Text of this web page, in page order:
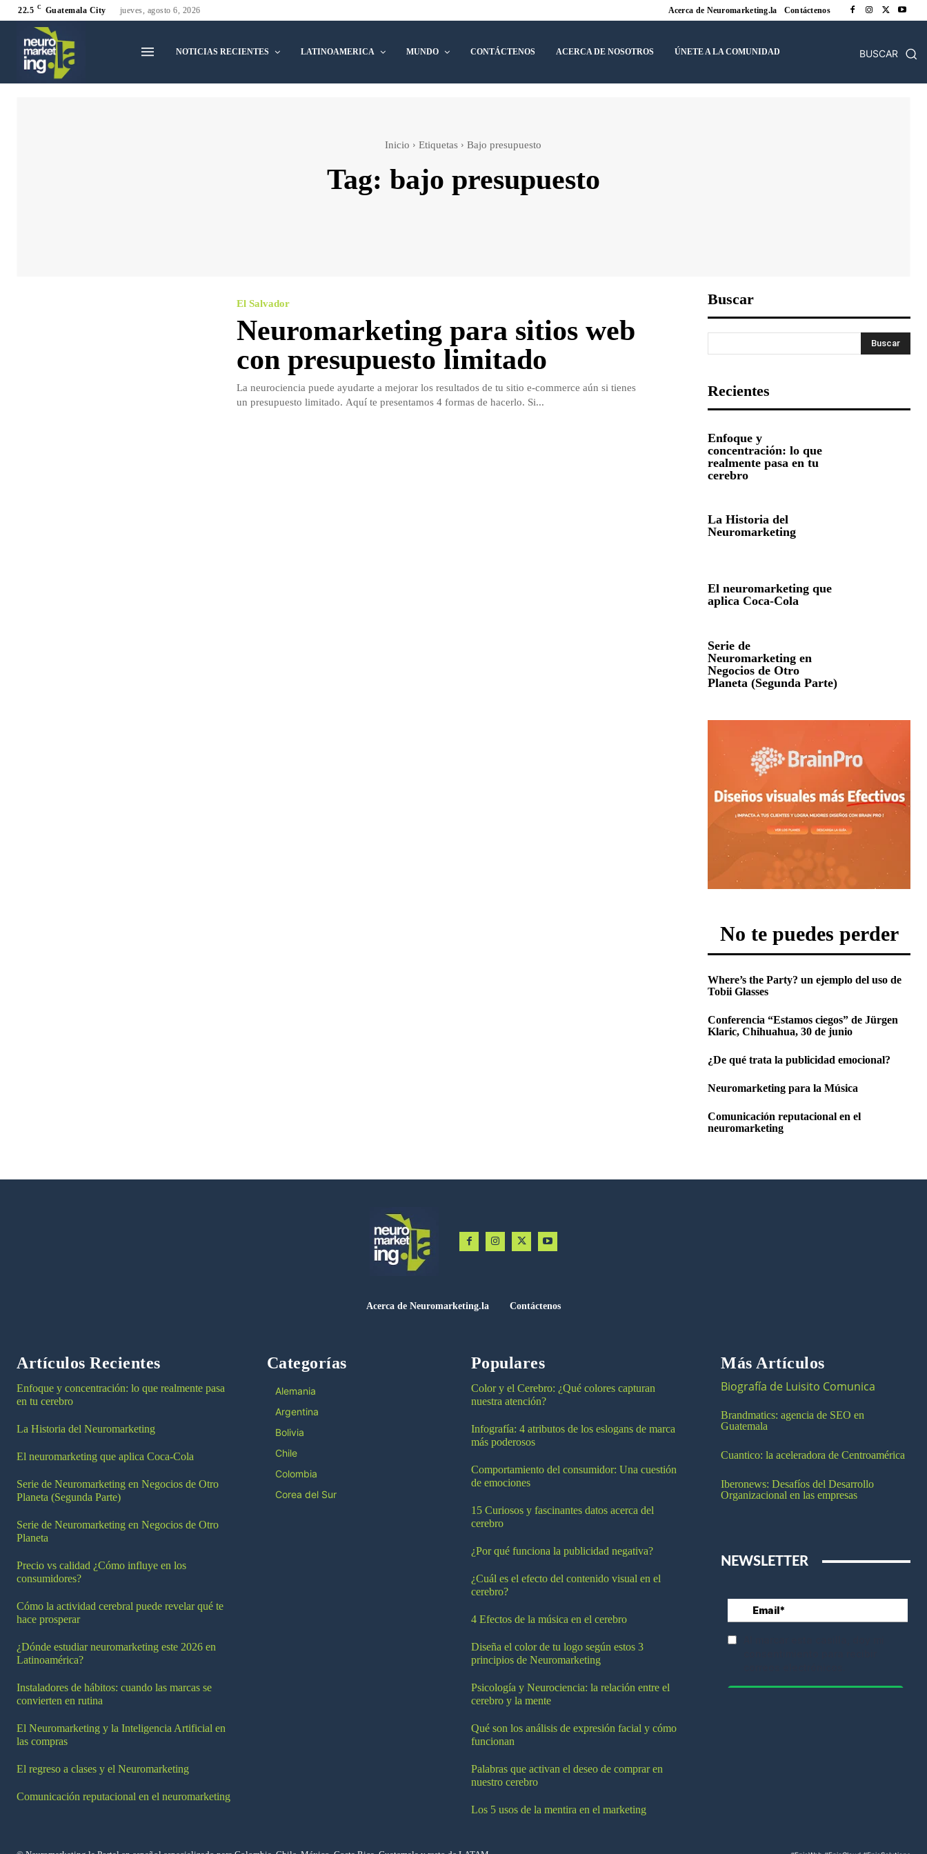
22.5 C Guatemala City jueves, agosto 6, 2026 Acerca de Neuromarketing.la Contáctenos
NOTICIAS RECIENTES LATINOAMERICA MUNDO CONTÁCTENOS ACERCA DE NOSOTROS ÚNETE A LA COMUNIDAD BUSCAR
Inicio Etiquetas Bajo presupuesto
Tag: bajo presupuesto
El Salvador
Neuromarketing para sitios web
con presupuesto limitado
La neurociencia puede ayudarte a mejorar los resultados de tu sitio e-commerce aún si tienes
un presupuesto limitado. Aquí te presentamos 4 formas de hacerlo. Si...
Buscar
Buscar
Recientes
Enfoque y
concentración: lo que
realmente pasa en tu
cerebro
La Historia del
Neuromarketing
El neuromarketing que
aplica Coca-Cola
Serie de
Neuromarketing en
Negocios de Otro
Planeta (Segunda Parte)
No te puedes perder
Where’s the Party? un ejemplo del uso de
Tobii Glasses
Conferencia “Estamos ciegos” de Jürgen
Klaric, Chihuahua, 30 de junio
¿De qué trata la publicidad emocional?
Neuromarketing para la Música
Comunicación reputacional en el
neuromarketing
Acerca de Neuromarketing.la Contáctenos
Artículos Recientes
Enfoque y concentración: lo que realmente pasa
en tu cerebro
La Historia del Neuromarketing
El neuromarketing que aplica Coca-Cola
Serie de Neuromarketing en Negocios de Otro
Planeta (Segunda Parte)
Serie de Neuromarketing en Negocios de Otro
Planeta
Precio vs calidad ¿Cómo influye en los
consumidores?
Cómo la actividad cerebral puede revelar qué te
hace prosperar
¿Dónde estudiar neuromarketing este 2026 en
Latinoamérica?
Instaladores de hábitos: cuando las marcas se
convierten en rutina
El Neuromarketing y la Inteligencia Artificial en
las compras
El regreso a clases y el Neuromarketing
Comunicación reputacional en el neuromarketing
Categorías
Alemania
Argentina
Bolivia
Chile
Colombia
Corea del Sur
Populares
Color y el Cerebro: ¿Qué colores capturan
nuestra atención?
Infografía: 4 atributos de los eslogans de marca
más poderosos
Comportamiento del consumidor: Una cuestión
de emociones
15 Curiosos y fascinantes datos acerca del
cerebro
¿Por qué funciona la publicidad negativa?
¿Cuál es el efecto del contenido visual en el
cerebro?
4 Efectos de la música en el cerebro
Diseña el color de tu logo según estos 3
principios de Neuromarketing
Psicología y Neurociencia: la relación entre el
cerebro y la mente
Qué son los análisis de expresión facial y cómo
funcionan
Palabras que activan el deseo de comprar en
nuestro cerebro
Los 5 usos de la mentira en el marketing
Más Artículos
Biografía de Luisito Comunica
Brandmatics: agencia de SEO en
Guatemala
Cuantico: la aceleradora de Centroamérica
Iberonews: Desafíos del Desarrollo
Organizacional en las empresas
NEWSLETTER